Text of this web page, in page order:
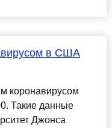
в США
коронавирусом
Такие данные
Джонса